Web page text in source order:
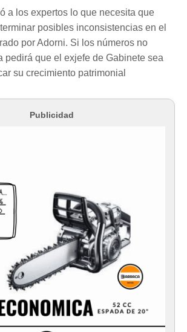
a los expertos lo que necesita que
posibles inconsistencias en el
por Adorni. Si los números no
pedirá que el exjefe de Gabinete sea
su crecimiento patrimonial
Publicidad